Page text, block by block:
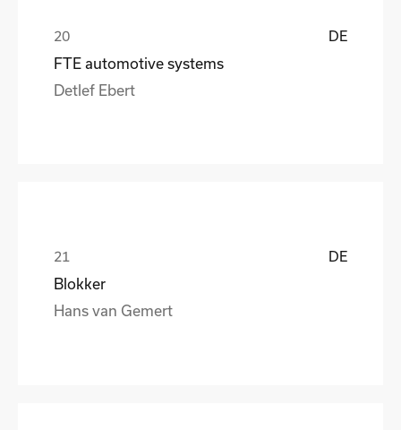
DE
FTE automotive systems
Detlef Ebert
DE
Blokker
Hans van Gemert